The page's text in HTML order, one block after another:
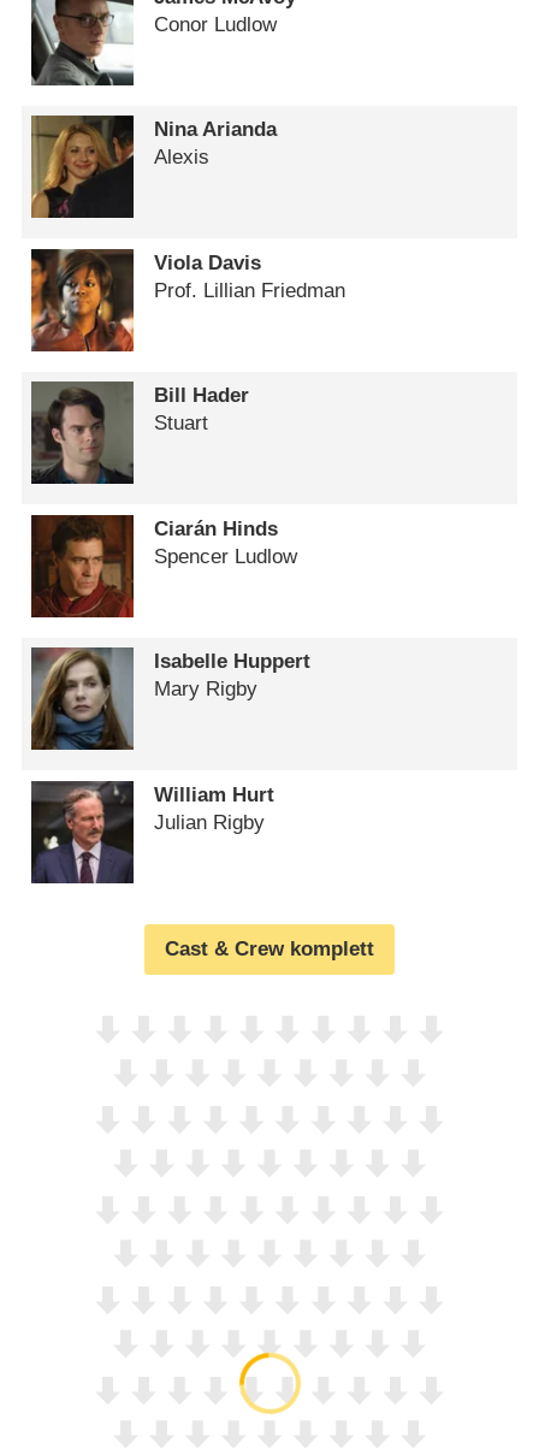
Conor Ludlow
Nina Arianda
Alexis
Viola Davis
Prof. Lillian Friedman
Bill Hader
Stuart
Ciarán Hinds
Spencer Ludlow
Isabelle Huppert
Mary Rigby
William Hurt
Julian Rigby
Cast & Crew komplett